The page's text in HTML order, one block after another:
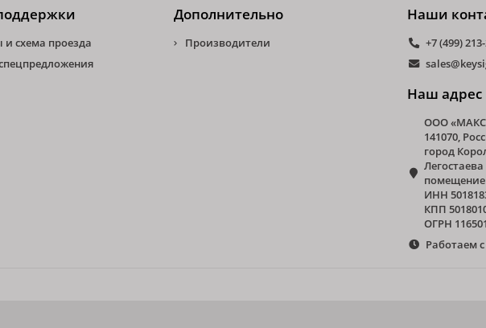
и схема проезда
Дополнительно
Производители
Наши
+7 (499)
Наш адрес
ООО
141070,
город
помещение
ИНН
КПП
ОГРН
Работаем с